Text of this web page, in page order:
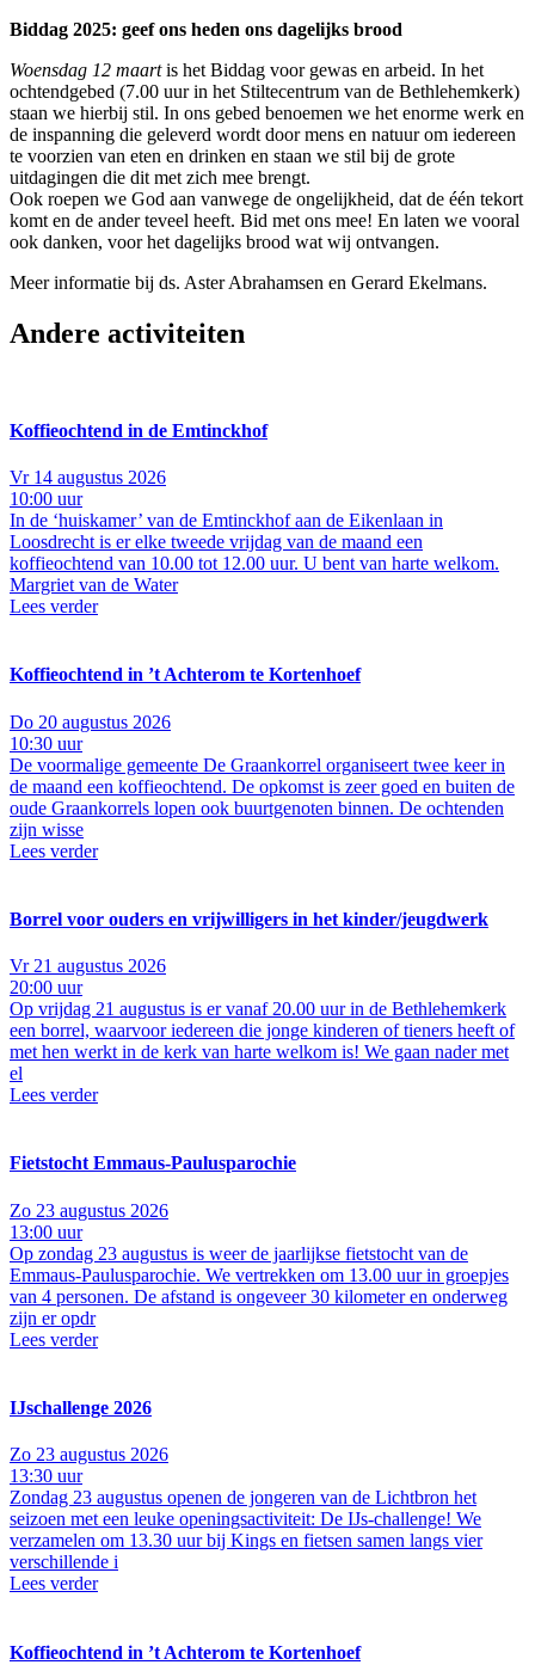
Biddag 2025: geef ons heden ons dagelijks brood
Woensdag 12 maartis het Biddag voor gewas en arbeid. In het
ochtendgebed (7.00 uur in het Stiltecentrum van de Bethlehemkerk)
staan we hierbij stil. In ons gebed benoemen we het enorme werk en
de inspanning die geleverd wordt door mens en natuur om iedereen
te voorzien van eten en drinken en staan we stil bij de grote
uitdagingen die dit met zich mee brengt.
Ook roepen we God aan vanwege de ongelijkheid, dat de één tekort
komt en de ander teveel heeft. Bid met ons mee! En laten we vooral
ook danken, voor het dagelijks brood wat wij ontvangen.
Meer informatie bij ds. Aster Abrahamsen en Gerard Ekelmans.
Andere activiteiten
Koffieochtend in de Emtinckhof
Vr 14 augustus 2026
10:00 uur
In de ‘huiskamer’ van de Emtinckhof aan de Eikenlaan in
Loosdrecht is er elke tweede vrijdag van de maand een
koffieochtend van 10.00 tot 12.00 uur. U bent van harte welkom.
Margriet van de Water
Lees verder
Koffieochtend in ’t Achterom te Kortenhoef
Do 20 augustus 2026
10:30 uur
De voormalige gemeente De Graankorrel organiseert twee keer in
de maand een koffieochtend. De opkomst is zeer goed en buiten de
oude Graankorrels lopen ook buurtgenoten binnen. De ochtenden
zijn wisse
Lees verder
Borrel voor ouders en vrijwilligers in het kinder/jeugdwerk
Vr 21 augustus 2026
20:00 uur
Op vrijdag 21 augustus is er vanaf 20.00 uur in de Bethlehemkerk
een borrel, waarvoor iedereen die jonge kinderen of tieners heeft of
met hen werkt in de kerk van harte welkom is! We gaan nader met
el
Lees verder
Fietstocht Emmaus-Paulusparochie
Zo 23 augustus 2026
13:00 uur
Op zondag 23 augustus is weer de jaarlijkse fietstocht van de
Emmaus-Paulusparochie. We vertrekken om 13.00 uur in groepjes
van 4 personen. De afstand is ongeveer 30 kilometer en onderweg
zijn er opdr
Lees verder
IJschallenge 2026
Zo 23 augustus 2026
13:30 uur
Zondag 23 augustus openen de jongeren van de Lichtbron het
seizoen met een leuke openingsactiviteit: De IJs-challenge! We
verzamelen om 13.30 uur bij Kings en fietsen samen langs vier
verschillende i
Lees verder
Koffieochtend in ’t Achterom te Kortenhoef